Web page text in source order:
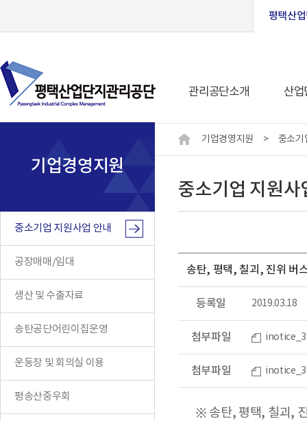
평택산
관리공단소개 산업
기업경영지원 > 중소기
기업경영지원
중소기업 지원사업 안내
공장매매/임대
생산 및 수출자료
송탄공단어린이집운영
운동장 및 회의실 이용
평송산중우회
중소기업 지원사
송탄, 평택, 칠괴, 진위 버
등록일 2019.03.18
첨부파일
첨부파일
※ 송탄, 평택, 칠괴,